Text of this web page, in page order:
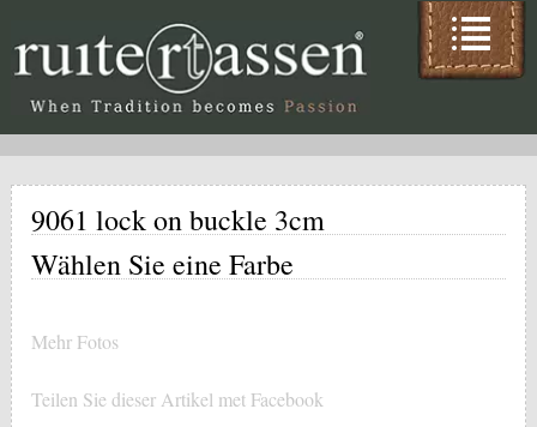
9061 lock on buckle 3cm
Wählen Sie eine Farbe
Mehr Fotos
Teilen Sie dieser Artikel met Facebook